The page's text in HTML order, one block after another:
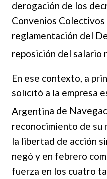
derogación de los d
Convenios Colectivos
reglamentación del
reposición del salario
En ese contexto, a
solicitó a la empresa
Argentina de
reconocimiento de su
la libertad de acción
negó y en febrero
fuerza en los cuatro